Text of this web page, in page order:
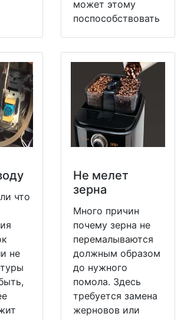
может этому
поспособствовать
что
не
Не мeлет
зерна
Много причин
почему зерна не
перемалываются
должным образом
до нужного
помола. Здесь
требуется замена
жерновов или